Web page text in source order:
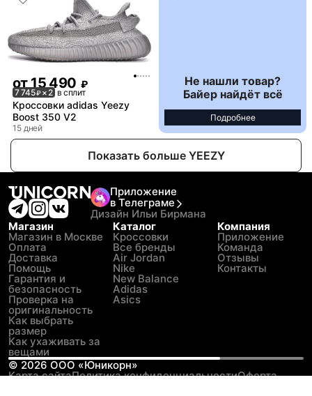
от15 490 ₽
7 745₽× 2 в сплит
Кроссовки adidas Yeezy
Boost 350 V2
15 дней
Не нашли товар?
Байер найдёт всё
Подробнее
Показать больше YEEZY
Приложение
в Телеграме
Дизайн Ильи Бирмана
Магазин
Магазин в Москве
Оплата
Доставка
Помощь
Гарантия и
безопасность
Проверка на
оригинальность
Как выбрать
размер
Как ухаживать за
вещами
Каталог
Кроссовки
Все бренды
Air Jordan
Nike
New Balance
Adidas
Asics
Компания
Приложение
Команда
Отзывы
Контакты
© 2026 ООО «Юникорн»
Карта сайтаПолитика конфиденциальностиОферта